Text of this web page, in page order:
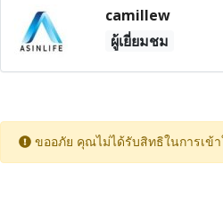
camillew
ผู้เยี่ยมชม
ขออภัย คุณไม่ได้รับสิทธิในการเข้